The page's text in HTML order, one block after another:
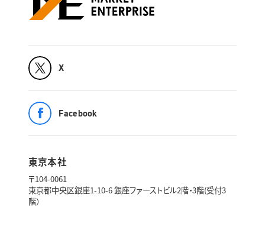
X
Facebook
東京本社
〒104-0061
東京都中央区銀座1-10-6 銀座ファーストビル2階・3階(受付3
階）